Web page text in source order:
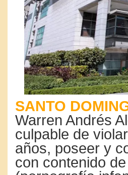
SANTO
Warren Andrés
culpable de
años, poseer y
con contenido